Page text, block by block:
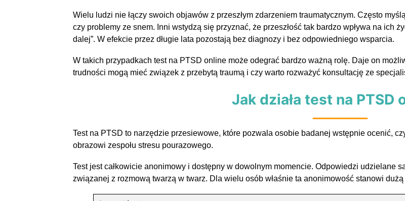
Wielu ludzi nie łączy swoich objawów z przeszłym zdarzeniem traumatycznym. Często
czy problemy ze snem. Inni wstydzą się przyznać, że przeszłość tak bardzo wpływa na ich
dalej”. W efekcie przez długie lata pozostają bez diagnozy i bez odpowiedniego wsparcia.
W takich przypadkach test na PTSD online może odegrać bardzo ważną rolę. Daje on
trudności mogą mieć związek z przebytą traumą i czy warto rozważyć konsultację ze
Jak działa test na PTSD
Test na PTSD to narzędzie przesiewowe, które pozwala osobie badanej wstępnie ocenić,
obrazowi zespołu stresu pourazowego.
Test jest całkowicie anonimowy i dostępny w dowolnym momencie. Odpowiedzi udzielane
związanej z rozmową twarzą w twarz. Dla wielu osób właśnie ta anonimowość stanowi